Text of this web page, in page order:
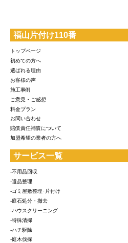
福山片付け110番
トップページ
初めての方へ
選ばれる理由
お客様の声
施工事例
ご意見・ご感想
料金プラン
お問い合わせ
賠償責任補償について
加盟希望の業者の方へ
サービス一覧
-不用品回収
-遺品整理
-ゴミ屋敷整理･片付け
-庭石処分・撤去
-ハウスクリーニング
-特殊清掃
-ハチ駆除
-庭木伐採